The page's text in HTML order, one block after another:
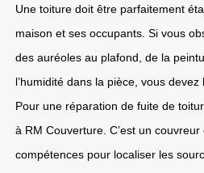
Une toiture doit être parfaitement
maison et ses occupants. Si vous
des auréoles au plafond, de la
l’humidité dans la pièce, vous
Pour une réparation de fuite de
à RM Couverture. C’est un
compétences pour localiser les